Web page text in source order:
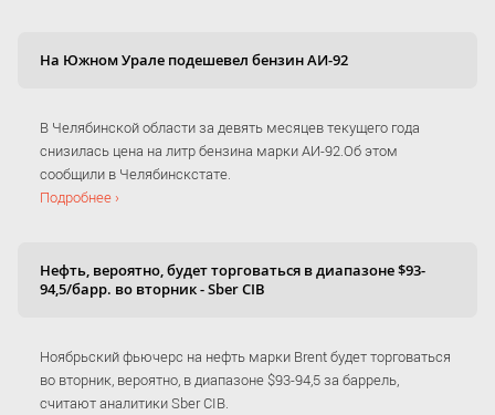
На Южном Урале подешевел бензин АИ-92
В Челябинской области за девять месяцев текущего года
снизилась цена на литр бензина марки АИ-92.Об этом
сообщили в Челябинскстате.
Подробнее ›
Нефть, вероятно, будет торговаться в диапазоне $93-
94,5/барр. во вторник - Sber CIB
Ноябрьский фьючерс на нефть марки Brent будет торговаться
во вторник, вероятно, в диапазоне $93-94,5 за баррель,
считают аналитики Sber CIB.